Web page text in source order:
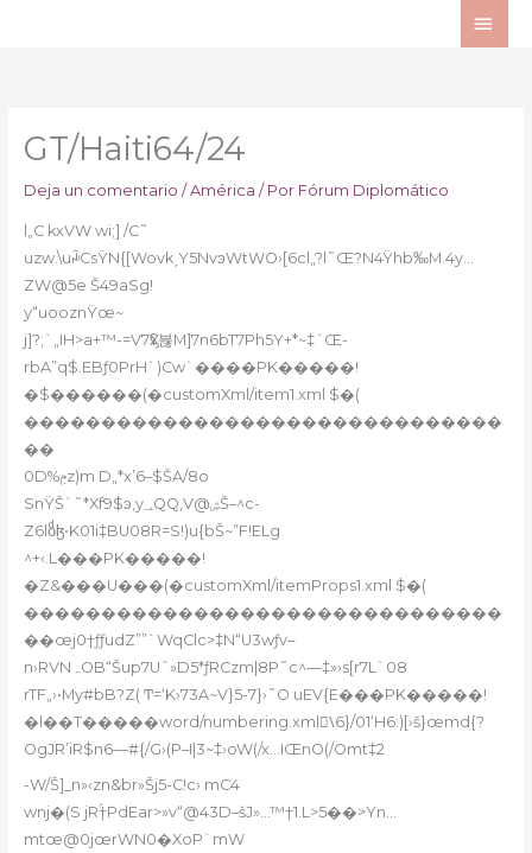
GT/Haiti64/24
Deja un comentario / América / Por Fórum Diplomático
l„C kxVW wi;] /C˜
uzw.\uꎏCsŸN{[WovkˏY5NvͽWtWO›[6cl„?l˜Œ?N4Ÿhb‰M.4y…
ZW@5e Š49aSg!
y“uooznŸœ~
j]?;`„IH>a+™-=V7Ӽʢ뷶M]7n6bT7Ph5Y+*~‡´Œ-
rbA”q$.EBƒ0PrH`)Cw`����PK�����!
�$������(�customXml/item1.xml $�(
�������������������������������
��
0D%ݦz)m D„*x’6–$ŠA/8o
SnŸŠ`˜*Xf9$ͽ‚y؀QQ,V@ۺŠ–^c-
Z6loͩɮ•K01i‡BU08R=S!)u{bŠ~”F!ELg
^+‹.L���PK�����!
�Z&���U���(�customXml/itemProps1.xml $�(
�������������������������������
��œj0†ƒƒudZ””`WqClc>‡N“U3wƒv–
n›RVNہOB“Šup7Uˆ»D5*ƒRCzm|8P˜c^—‡»›s[r7L`08
rTF„›•My#bB?Z( Ͳ=‘K›73A~V}5-7}›˜O uEV{E���PK�����!
�l��T�����word/numbering.xml\َ6}/01‘H6:)[›š}œmd{?
OgJR’iR$n6—#{/G›(P–I|3~‡›oW(/x…IŒnO(/Omt‡2
-W/Š]_n»‹zn&br»Šj5-C!c› mC4
wnj�(S jRۢ†PdEar>»v“@43D–šJ»…™†1.L>5��>Yn…
mtœ@0jœrWN0�XoP`mW